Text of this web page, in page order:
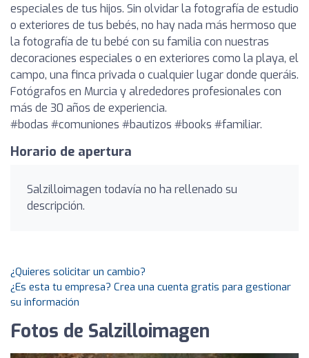
especiales de tus hijos. Sin olvidar la fotografía de estudio
o exteriores de tus bebés, no hay nada más hermoso que
la fotografía de tu bebé con su familia con nuestras
decoraciones especiales o en exteriores como la playa, el
campo, una finca privada o cualquier lugar donde queráis.
Fotógrafos en Murcia y alrededores profesionales con
más de 30 años de experiencia.
#bodas #comuniones #bautizos #books #familiar.
Horario de apertura
Salzilloimagen todavía no ha rellenado su
descripción.
¿Quieres solicitar un cambio?
¿Es esta tu empresa? Crea una cuenta gratis para gestionar
su información
Fotos de Salzilloimagen